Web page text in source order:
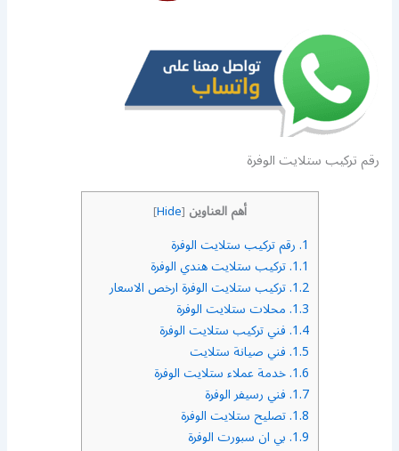
رقم تركيب ستلايت الوفرة
أهم العناوين [
Hide
]
1. رقم تركيب ستلايت الوفرة
1.1. تركيب ستلايت هندي الوفرة
1.2. تركيب ستلايت الوفرة ارخص الاسعار
1.3. محلات ستلايت الوفرة
1.4. فني تركيب ستلايت الوفرة
1.5. فني صيانة ستلايت
1.6. خدمة عملاء ستلايت الوفرة
1.7. فني رسيفر الوفرة
1.8. تصليح ستلايت الوفرة
1.9. بي ان سبورت الوفرة